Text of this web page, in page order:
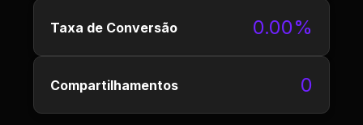
Taxa de Conversão 0.00%
Compartilhamentos 0